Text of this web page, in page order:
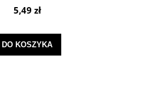
5,49 zł
DO KOSZYKA